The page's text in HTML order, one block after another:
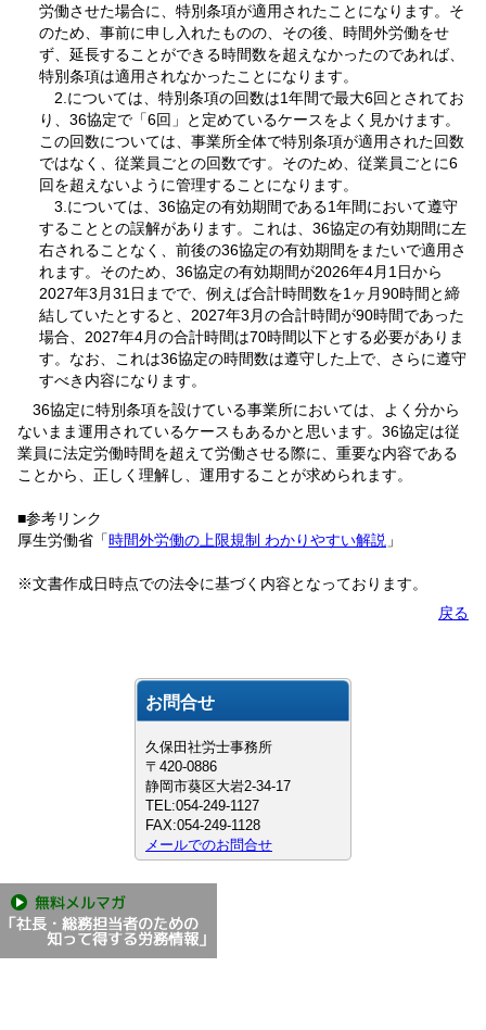
労働させた場合に、特別条項が適用されたことになります。そ
のため、事前に申し入れたものの、その後、時間外労働をせ
ず、延長することができる時間数を超えなかったのであれば、
特別条項は適用されなかったことになります。
2.については、特別条項の回数は1年間で最大6回とされてお
り、36協定で「6回」と定めているケースをよく見かけます。
この回数については、事業所全体で特別条項が適用された回数
ではなく、従業員ごとの回数です。そのため、従業員ごとに6
回を超えないように管理することになります。
3.については、36協定の有効期間である1年間において遵守
することとの誤解があります。これは、36協定の有効期間に左
右されることなく、前後の36協定の有効期間をまたいで適用さ
れます。そのため、36協定の有効期間が2026年4月1日から
2027年3月31日までで、例えば合計時間数を1ヶ月90時間と締
結していたとすると、2027年3月の合計時間が90時間であった
場合、2027年4月の合計時間は70時間以下とする必要がありま
す。なお、これは36協定の時間数は遵守した上で、さらに遵守
すべき内容になります。
36協定に特別条項を設けている事業所においては、よく分から
ないまま運用されているケースもあるかと思います。36協定は従
業員に法定労働時間を超えて労働させる際に、重要な内容である
ことから、正しく理解し、運用することが求められます。
■参考リンク
厚生労働省「時間外労働の上限規制 わかりやすい解説 」
※文書作成日時点での法令に基づく内容となっております。
戻る
お問合せ
久保田社労士事務所
〒420-0886
静岡市葵区大岩2-34-17
TEL:054-249-1127
FAX:054-249-1128
メールでのお問合せ